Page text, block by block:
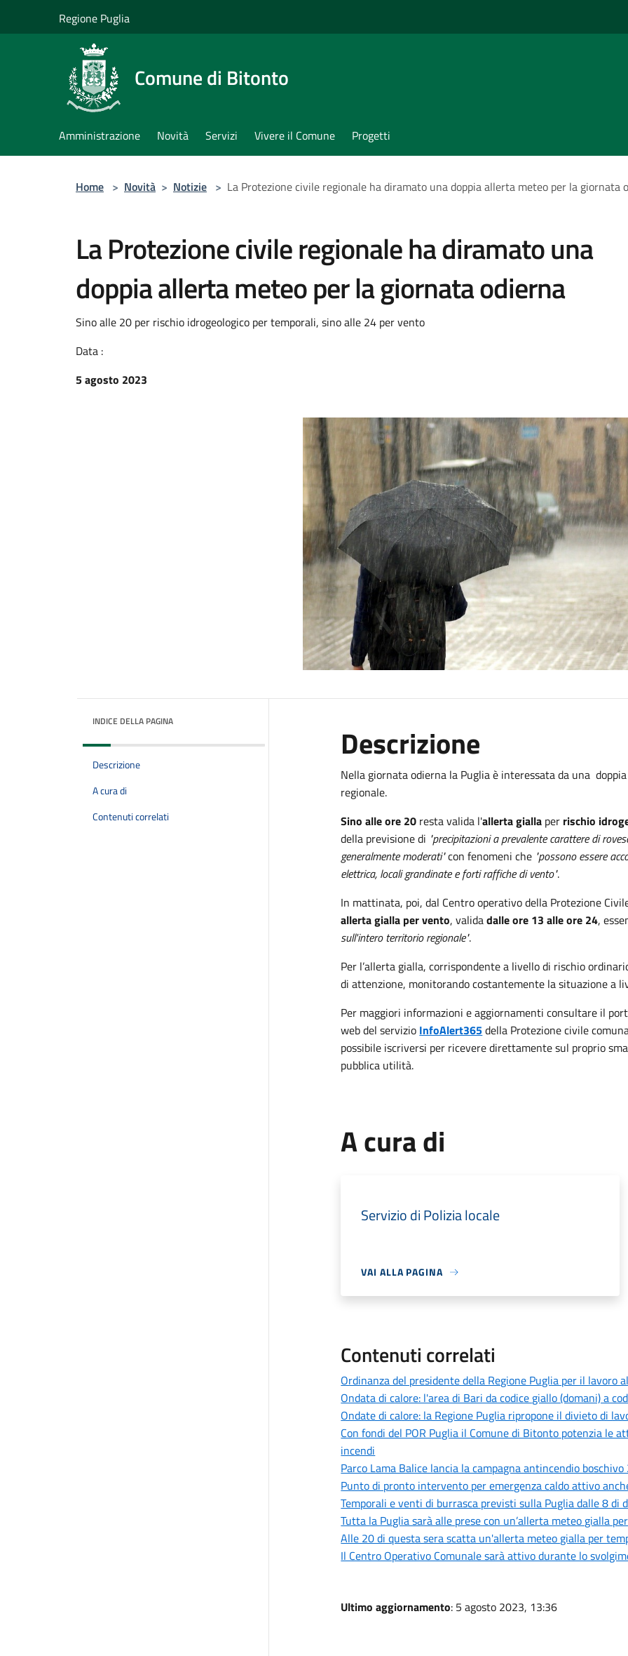
Regione Puglia
Comune di Bitonto
Amministrazione Novità Servizi Vivere il Comune Progetti
Home > Novità > Notizie > La Protezione civile regionale ha diramato una doppia allerta meteo per la giornata
La Protezione civile regionale ha diramato una
doppia allerta meteo per la giornata odierna
Sino alle 20 per rischio idrogeologico per temporali, sino alle 24 per vento
Data :
5 agosto 2023
INDICE DELLA PAGINA
Descrizione
A cura di
Contenuti correlati
Descrizione
Nella giornata odierna la Puglia è interessata da una
regionale.
Sino alle ore 20 resta valida l'allerta gialla per rischio
della previsione di "precipitazioni a prevalente carattere di
generalmente moderati"con fenomeni che "possono essere
elettrica, locali grandinate e forti raffiche di vento".
In mattinata, poi, dal Centro operativo della Protezione
allerta gialla per vento, validadalle ore 13 alle ore 24,
sull'intero territorio regionale".
Per l’allerta gialla, corrispondente a livello di rischio
di attenzione, monitorando costantemente la situazione a
Per maggiori informazioni e aggiornamenti consultare il
web del servizio InfoAlert365della Protezione civile
possibile iscriversi per ricevere direttamente sul proprio
pubblica utilità.
A cura di
Servizio di Polizia locale
VAI ALLA PAGINA
Contenuti correlati
Ordinanza del presidente della Regione Puglia per il lavoro
Ondata di calore: l'area di Bari da codice giallo (domani) a
Ondate di calore: la Regione Puglia ripropone il divieto di
Con fondi del POR Puglia il Comune di Bitonto potenzia le
incendi
Parco Lama Balice lancia la campagna antincendio
Punto di pronto intervento per emergenza caldo attivo
Temporali e venti di burrasca previsti sulla Puglia dalle 8 di
Tutta la Puglia sarà alle prese con un’allerta meteo gialla
Alle 20 di questa sera scatta un'allerta meteo gialla per
Il Centro Operativo Comunale sarà attivo durante lo
Ultimo aggiornamento: 5 agosto 2023, 13:36